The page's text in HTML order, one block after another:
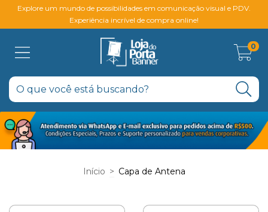
Explore um mundo de possibilidades em comunicação visual e PDV.
Experiência incrível de compra online!
0
Início > Capa de Antena